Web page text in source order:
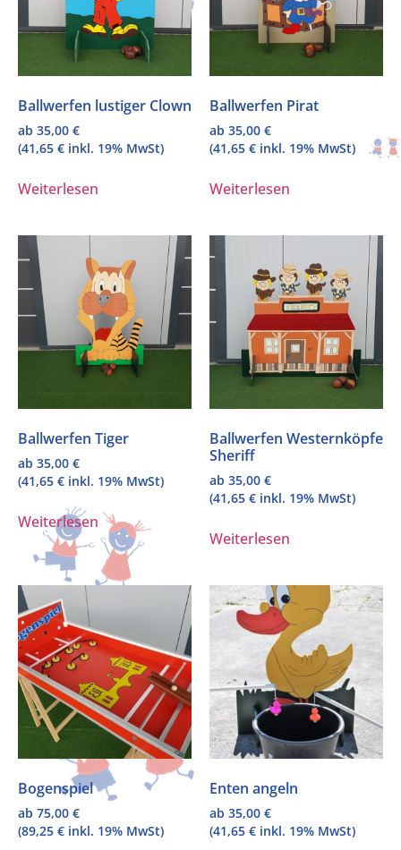
Ballwerfen lustiger Clown
ab 35,00 €
(41,65 € inkl. 19% MwSt)
Weiterlesen
Ballwerfen Pirat
ab 35,00 €
(41,65 € inkl. 19% MwSt)
Weiterlesen
Ballwerfen Tiger
ab 35,00 €
(41,65 € inkl. 19% MwSt)
Weiterlesen
Ballwerfen Westernköpfe
Sheriff
ab 35,00 €
(41,65 € inkl. 19% MwSt)
Weiterlesen
Bogenspiel
ab 75,00 €
(89,25 € inkl. 19% MwSt)
Enten angeln
ab 35,00 €
(41,65 € inkl. 19% MwSt)